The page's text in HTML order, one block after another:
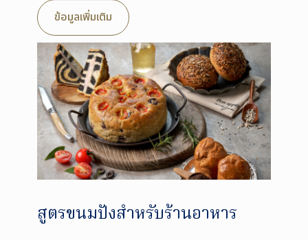
ข้อมูลเพิ่มเติม
สูตรขนมปังสำหรับร้านอาหาร